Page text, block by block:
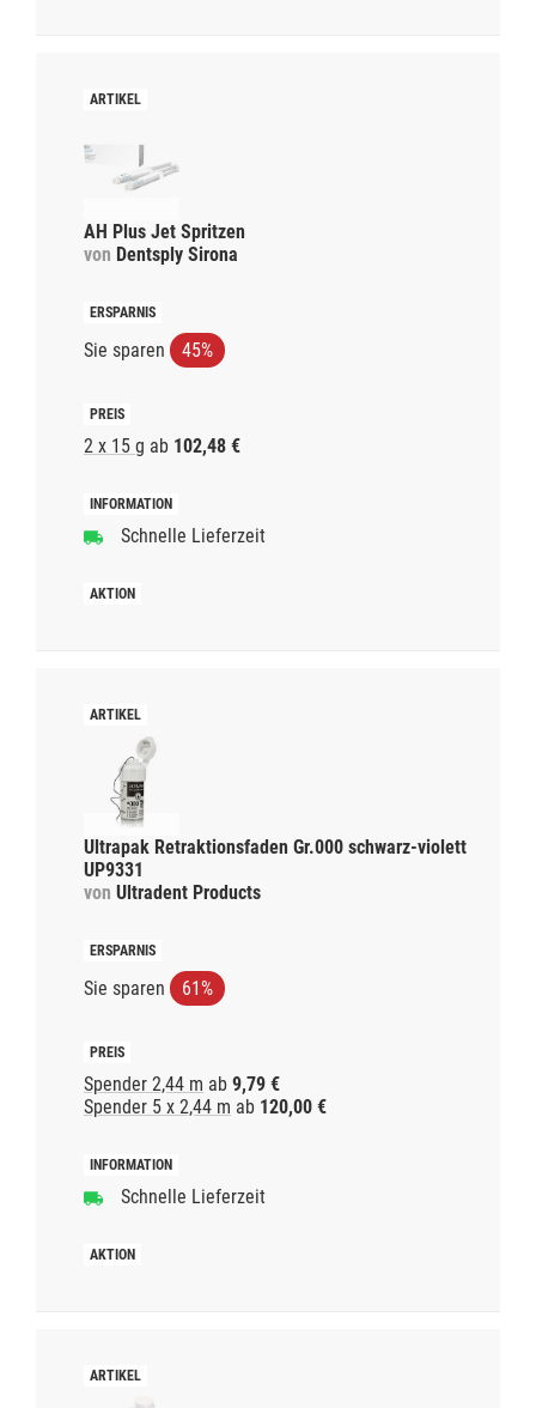
AH Plus Jet Spritzen
von Dentsply Sirona
Sie sparen 45%
2 x 15 g ab 102,48 €
Schnelle Lieferzeit
Ultrapak Retraktionsfaden Gr.000 schwarz-violett
UP9331
von Ultradent Products
Sie sparen 61%
Spender 2,44 m ab 9,79 €
Spender 5 x 2,44 m ab 120,00 €
Schnelle Lieferzeit